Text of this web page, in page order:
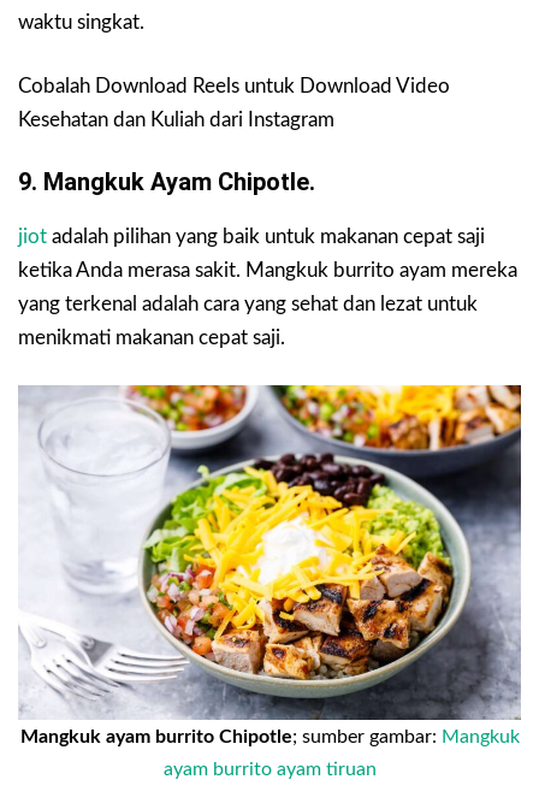
waktu singkat.
Cobalah Download Reels untuk Download Video
Kesehatan dan Kuliah dari Instagram
9. Mangkuk Ayam Chipotle.
jiot adalah pilihan yang baik untuk makanan cepat saji
ketika Anda merasa sakit. Mangkuk burrito ayam mereka
yang terkenal adalah cara yang sehat dan lezat untuk
menikmati makanan cepat saji.
Mangkuk ayam burrito Chipotle; sumber gambar: Mangkuk
ayam burrito ayam tiruan